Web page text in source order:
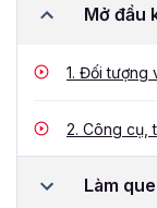
Mở đầu
1. Đối tượng
2. Công cụ,
Làm